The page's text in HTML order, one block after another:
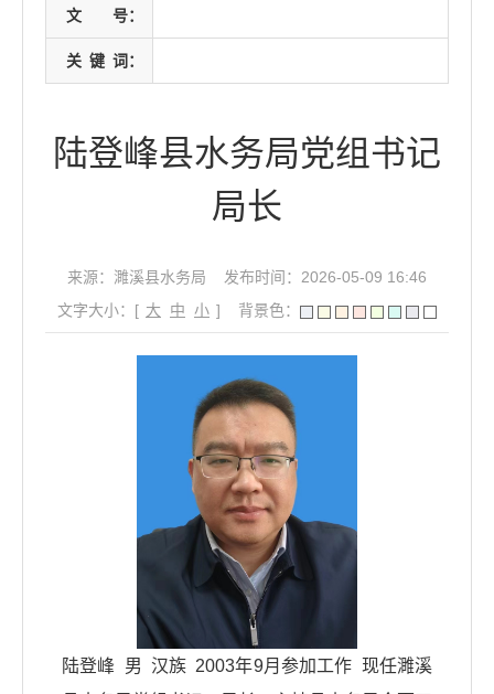
文 号：
关 键 词：
陆登峰县水务局党组书记
局长
来源：濉溪县水务局
发布时间：2026-05-09 16:46
文字大小：[ 大 中 小 ] 背景色：
陆登峰 男 汉族 2003年9月参加工作 现任濉溪